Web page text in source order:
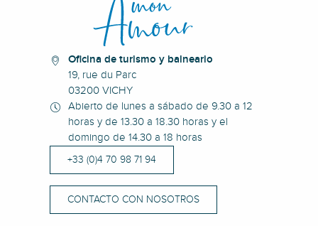
Oficina de turismo y balneario
19, rue du Parc
03200 VICHY
Abierto de lunes a sábado de 9.30 a 12
horas y de 13.30 a 18.30 horas y el
domingo de 14.30 a 18 horas
+33 (0)4 70 98 71 94
CONTACTO CON NOSOTROS